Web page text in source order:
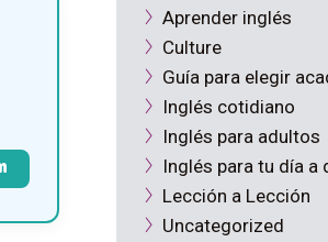
Aprender inglés
Culture
Guía para elegir
Inglés cotidiano
Inglés para adultos
Inglés para tu día a
Lección a Lección
Uncategorized